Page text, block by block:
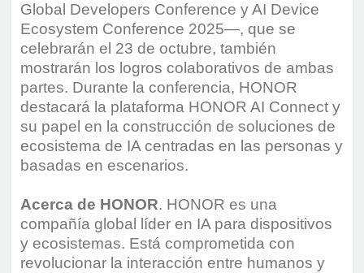
Global Developers Conference y AI Device
Ecosystem Conference 2025—, que se
celebrarán el 23 de octubre, también
mostrarán los logros colaborativos de ambas
partes. Durante la conferencia, HONOR
destacará la plataforma HONOR AI Connect y
su papel en la construcción de soluciones de
ecosistema de IA centradas en las personas y
basadas en escenarios.
Acerca de HONOR. HONOR es una
compañía global líder en IA para dispositivos
y ecosistemas. Está comprometida con
revolucionar la interacción entre humanos y